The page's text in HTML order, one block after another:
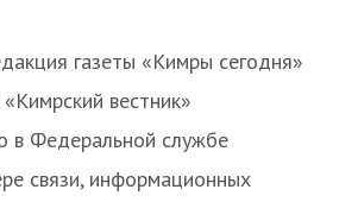
газеты «Кимры сегодня»
вестник»
в Федеральной службе
связи, информационных